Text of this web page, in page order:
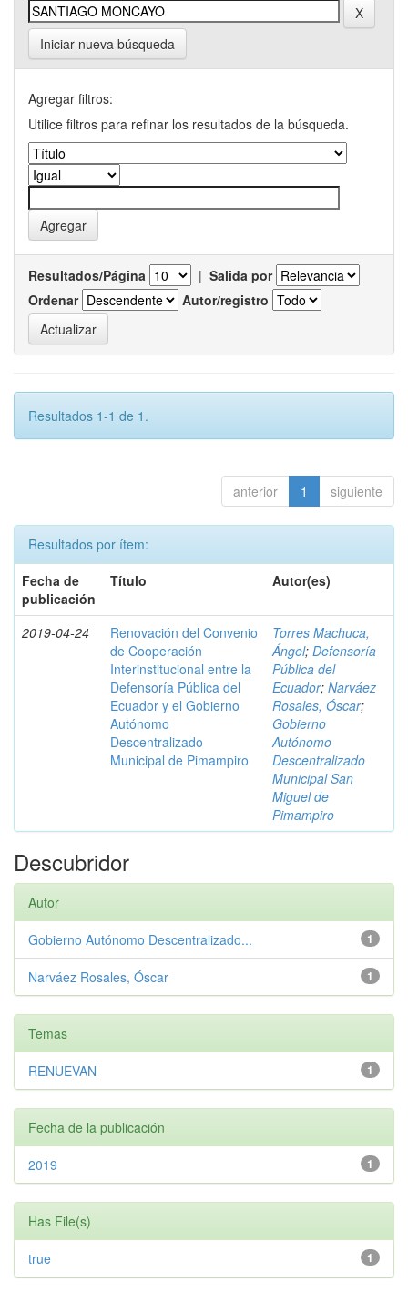
Iniciar nueva búsqueda
Agregar filtros:
Utilice filtros para refinar los resultados de la búsqueda.
Resultados/Página | Salida por
Ordenar
Autor/registro
Resultados 1-1 de 1.
anterior 1 siguiente
Resultados por ítem:
Fecha de
publicación
Título Autor(es)
2019-04-24
Renovación del Convenio
de Cooperación
Interinstitucional entre la
Defensoría Pública del
Ecuador y el Gobierno
Autónomo
Descentralizado
Municipal de Pimampiro
Torres Machuca,
Ángel; Defensoría
Pública del
Ecuador; Narváez
Rosales, Óscar;
Gobierno
Autónomo
Descentralizado
Municipal San
Miguel de
Pimampiro
Descubridor
Autor
1
Gobierno Autónomo Descentralizado...
1
Narváez Rosales, Óscar
Temas
1
RENUEVAN
Fecha de la publicación
1
2019
Has File(s)
1
true